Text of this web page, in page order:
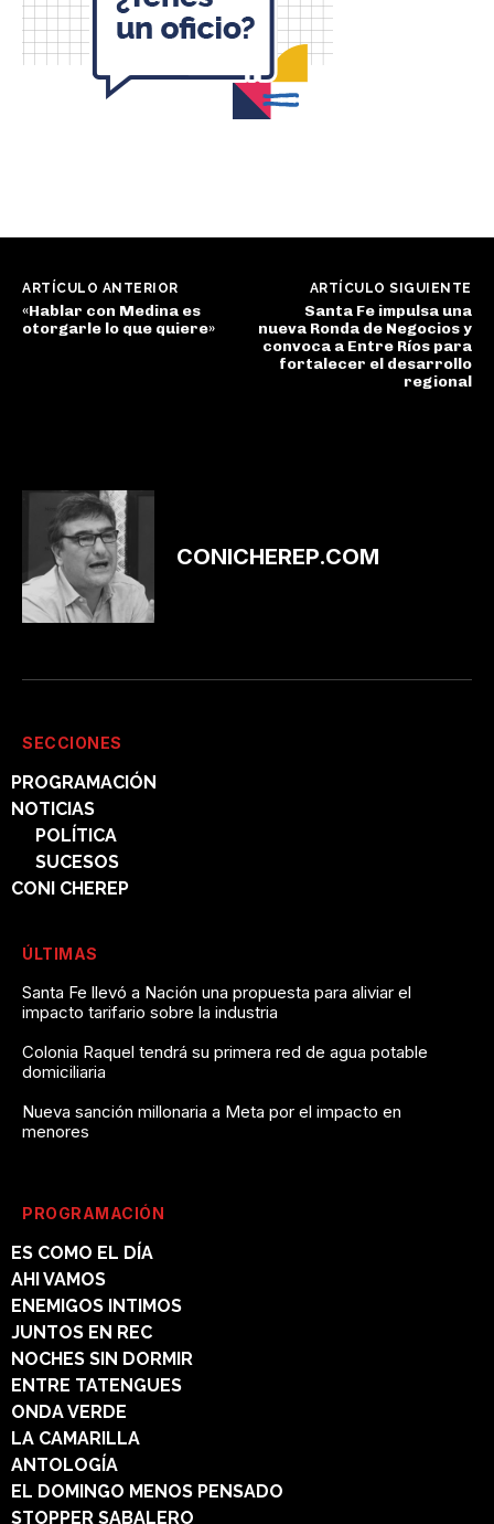
ARTÍCULO ANTERIOR
«Hablar con Medina es
otorgarle lo que quiere»
ARTÍCULO SIGUIENTE
Santa Fe impulsa una
nueva Ronda de Negocios y
convoca a Entre Ríos para
fortalecer el desarrollo
regional
CONICHEREP.COM
SECCIONES
PROGRAMACIÓN
NOTICIAS
POLÍTICA
SUCESOS
CONI CHEREP
ÚLTIMAS
Santa Fe llevó a Nación una propuesta para aliviar el
impacto tarifario sobre la industria
Colonia Raquel tendrá su primera red de agua potable
domiciliaria
Nueva sanción millonaria a Meta por el impacto en
menores
PROGRAMACIÓN
ES COMO EL DÍA
AHI VAMOS
ENEMIGOS INTIMOS
JUNTOS EN REC
NOCHES SIN DORMIR
ENTRE TATENGUES
ONDA VERDE
LA CAMARILLA
ANTOLOGÍA
EL DOMINGO MENOS PENSADO
STOPPER SABALERO